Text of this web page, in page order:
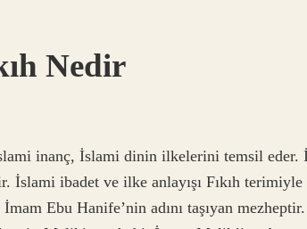
Nedir
inanç, İslami dinin ilkelerini temsil eder.
İslami ibadet ve ilke anlayışı Fıkıh
Ebu Hanife’nin adını taşıyan